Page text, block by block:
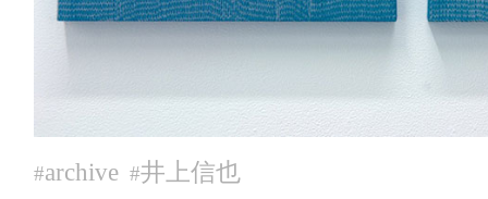
#archive #井上信也